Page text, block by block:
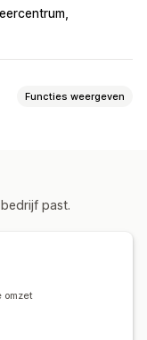
Functies weergeven
valuta
past.
omzet